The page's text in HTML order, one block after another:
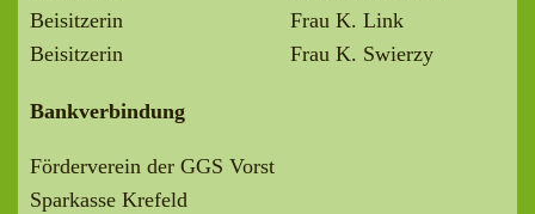
Beisitzerin Frau K. Link
Beisitzerin Frau K. Swierzy
Bankverbindung
Förderverein der GGS Vorst
Sparkasse Krefeld